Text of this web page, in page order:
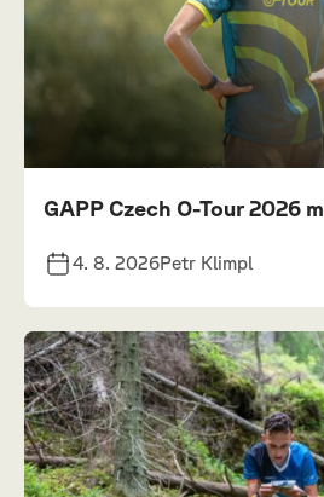
GAPP Czech O-Tour 2026
4. 8. 2026Petr Klimpl